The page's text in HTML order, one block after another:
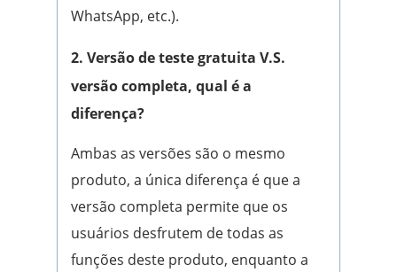
WhatsApp, etc.).
2. Versão de teste gratuita V.S.
versão completa, qual é a
diferença?
Ambas as versões são o mesmo
produto, a única diferença é que a
versão completa permite que os
usuários desfrutem de todas as
funções deste produto, enquanto a